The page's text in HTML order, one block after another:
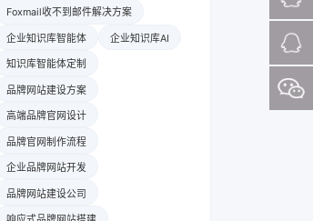
Foxmail收不到邮件解决方案
企业知识库智能体 企业知识库AI
知识库智能体定制
品牌网站建设方案
高端品牌官网设计
品牌官网制作流程
企业品牌网站开发
品牌网站建设公司